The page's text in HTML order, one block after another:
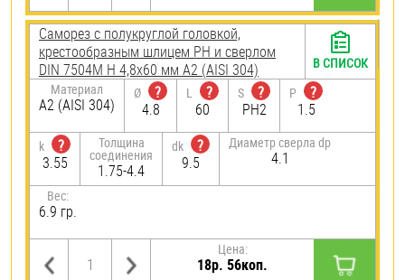
Саморез с полукруглой головкой,
крестообразным шлицем PH и сверлом
DIN 7504M H 4,8х60 мм А2 (AISI 304)
Материал
А2 (AISI 304)
Ø
?
4.8
L
?
60
S
?
PH2
P
?
1.5
k
?
3.55
Толщина
соединения
1.75-4.4
dk
?
9.5
Диаметр сверла dp
4.1
Вес:
6.9 гр.
Цена:
18р. 56коп.
В СПИСОК